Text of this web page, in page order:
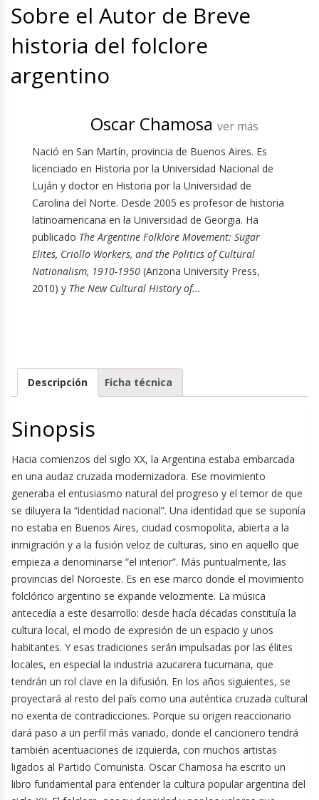
Sobre el Autor de Breve
historia del folclore
argentino
Oscar Chamosa ver más
Nació en San Martín, provincia de Buenos Aires. Es
licenciado en Historia por la Universidad Nacional de
Luján y doctor en Historia por la Universidad de
Carolina del Norte. Desde 2005 es profesor de historia
latinoamericana en la Universidad de Georgia. Ha
publicado The Argentine Folklore Movement: Sugar
Elites, Criollo Workers, and the Politics of Cultural
Nationalism, 1910-1950 (Arizona University Press,
2010) y The New Cultural History of...
Descripción Ficha técnica
Sinopsis
Hacia comienzos del siglo XX, la Argentina estaba embarcada
en una audaz cruzada modernizadora. Ese movimiento
generaba el entusiasmo natural del progreso y el temor de que
se diluyera la “identidad nacional”. Una identidad que se suponía
no estaba en Buenos Aires, ciudad cosmopolita, abierta a la
inmigración y a la fusión veloz de culturas, sino en aquello que
empieza a denominarse “el interior”. Más puntualmente, las
provincias del Noroeste. Es en ese marco donde el movimiento
folclórico argentino se expande velozmente. La música
antecedía a este desarrollo: desde hacía décadas constituía la
cultura local, el modo de expresión de un espacio y unos
habitantes. Y esas tradiciones serán impulsadas por las élites
locales, en especial la industria azucarera tucumana, que
tendrán un rol clave en la difusión. En los años siguientes, se
proyectará al resto del país como una auténtica cruzada cultural
no exenta de contradicciones. Porque su origen reaccionario
dará paso a un perfil más variado, donde el cancionero tendrá
también acentuaciones de izquierda, con muchos artistas
ligados al Partido Comunista. Oscar Chamosa ha escrito un
libro fundamental para entender la cultura popular argentina del